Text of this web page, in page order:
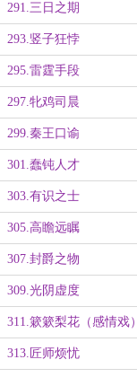
291.三日之期
293.竖子狂悖
295.雷霆手段
297.牝鸡司晨
299.秦王口谕
301.蠢钝人才
303.有识之士
305.高瞻远瞩
307.封爵之物
309.光阴虚度
311.簌簌梨花（感情戏）
313.匠师烦忧